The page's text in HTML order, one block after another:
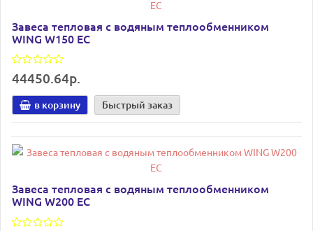
Завеса тепловая с водяным теплообменником
WING W150 EC
44450.64р.
в корзину Быстрый заказ
Завеса тепловая с водяным теплообменником
WING W200 EC